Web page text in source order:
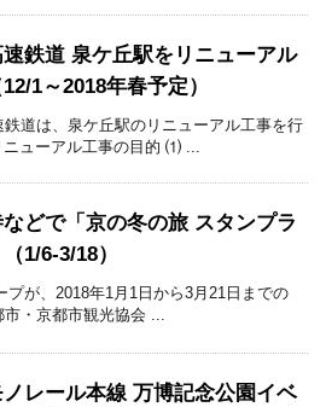
鉄道 泉ケ丘駅をリニューアル
1～2018年春予定）
鉄道は、泉ケ丘駅のリニューアル工事を行
ニューアル工事の目的 ⑴ ...
どで「京の冬の旅 スタンプラ
1/6-3/18）
プが、2018年1月1日から3月21日までの
市・京都市観光協会 ...
レール本線 万博記念公園イベ